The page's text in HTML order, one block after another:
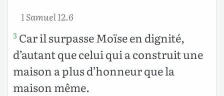
1 Samuel 12.6
3 Car il surpasse Moïse en dignité,
d’autant que celui qui a construit une
maison a plus d’honneur que la
maison même.